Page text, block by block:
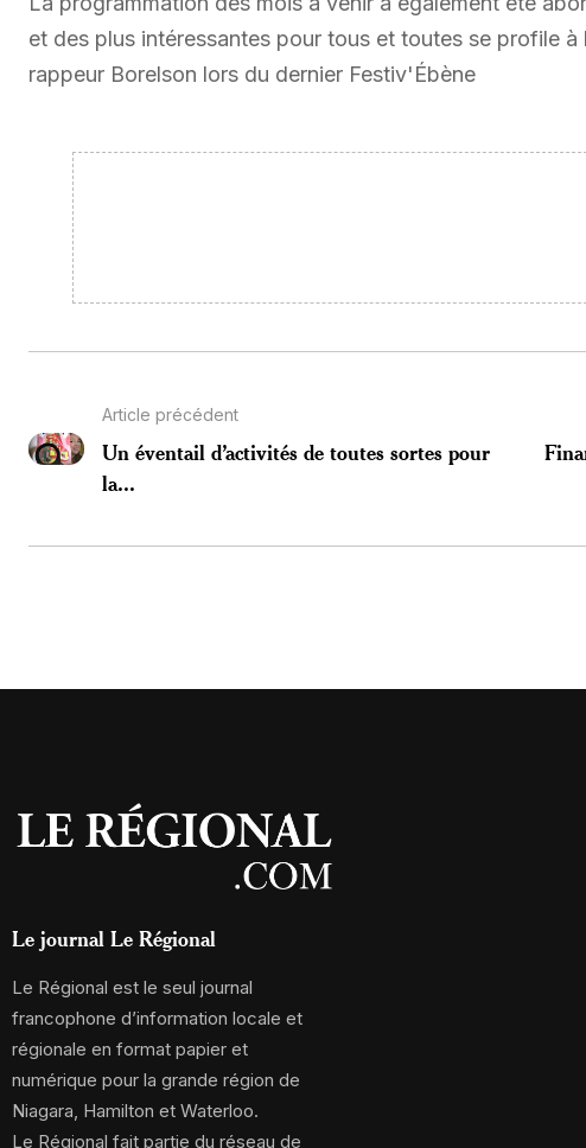
et des plus intéressantes pour tous et toutes se profile
rappeur Borelson lors du dernier Festiv'Ébène
Article précédent
Un éventail d’activités de toutes sortes pour
la...
Le journal Le Régional
Le Régional est le seul journal
francophone d’information locale et
régionale en format papier et
numérique pour la grande région de
Niagara, Hamilton et Waterloo.
Le Régional fait partie du réseau de